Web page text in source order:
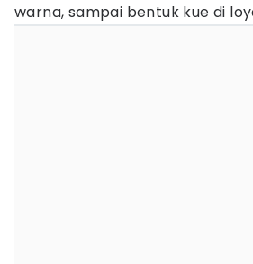
warna, sampai bentuk kue di